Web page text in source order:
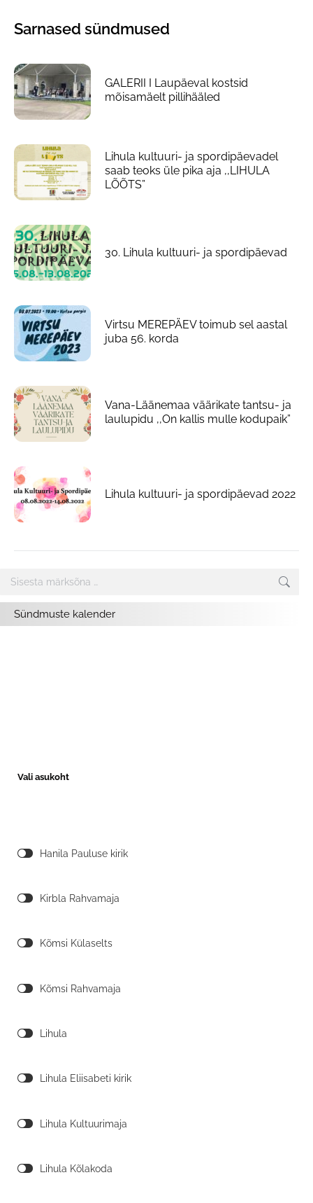
Sarnased sündmused
GALERII I Laupäeval kostsid
mõisamäelt pillihääled
Lihula kultuuri- ja spordipäevadel
saab teoks üle pika aja ,,LIHULA
LÕÕTS”
30. Lihula kultuuri- ja spordipäevad
Virtsu MEREPÄEV toimub sel aastal
juba 56. korda
Vana-Läänemaa väärikate tantsu- ja
laulupidu ,,On kallis mulle kodupaik”
Lihula kultuuri- ja spordipäevad 2022
Search:
Sündmuste kalender
Vali asukoht
Hanila Pauluse kirik
Kirbla Rahvamaja
Kõmsi Külaselts
Kõmsi Rahvamaja
Lihula
Lihula Eliisabeti kirik
Lihula Kultuurimaja
Lihula Kõlakoda